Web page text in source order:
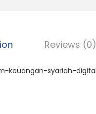
o
o
A
p
p
Reviews (0)
keuangan-syariah-